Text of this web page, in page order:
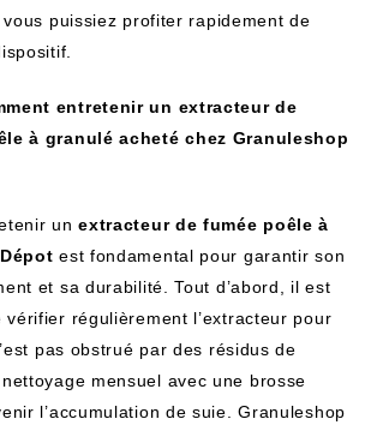
puissiez profiter rapidement de
entretenir un extracteur de
à granulé acheté chez Granuleshop
unextracteur de fumée poêle à
est fondamental pour garantir son
et sa durabilité. Tout d’abord, il est
vérifier régulièrement l’extracteur pour
pas obstrué par des résidus de
mensuel avec une brosse
l’accumulation de suie. Granuleshop